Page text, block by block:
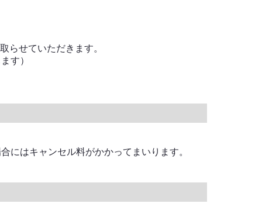
らせていただきます。
す）
にはキャンセル料がかかってまいります。